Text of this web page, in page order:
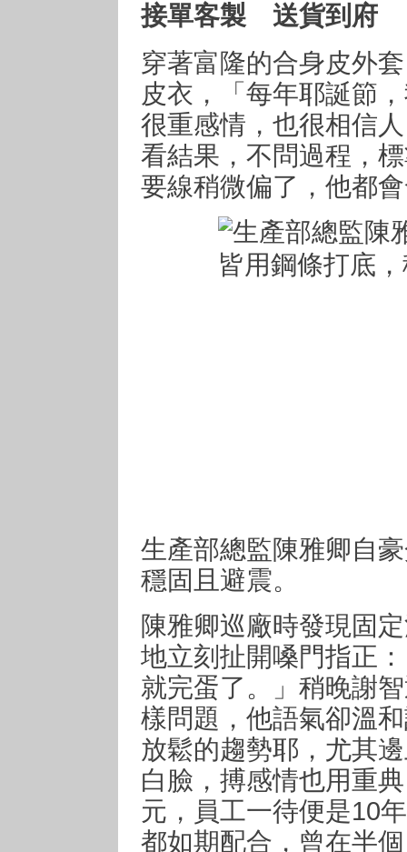
接單客製 送貨到府
穿著富隆的合身皮外
皮衣，「每年耶誕節
很重感情，也很相信
看結果，不問過程，
要線稍微偏了，他都
生產部總監陳雅卿自
穩固且避震。
陳雅卿巡廠時發現固
地立刻扯開嗓門指正
就完蛋了。」稍晚謝
樣問題，他語氣卻溫
放鬆的趨勢耶，尤其
白臉，搏感情也用重
元，員工一待便是10
都如期配合，曾在半